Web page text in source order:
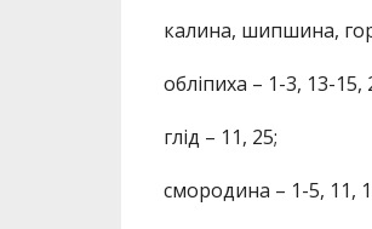
калина, шипшина,
обліпиха – 1-3, 13-15,
глід – 11, 25;
смородина – 1-5, 11,